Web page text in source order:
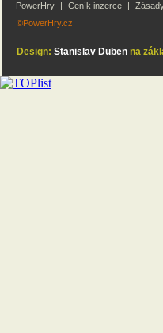
PowerHry | Ceník inzerce |
©PowerHry.cz
Design: Stanislav Dubenna